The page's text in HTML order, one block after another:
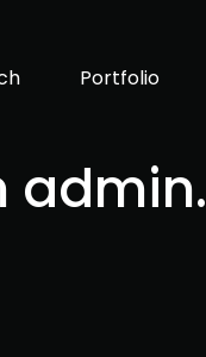
Portfolio
admin.